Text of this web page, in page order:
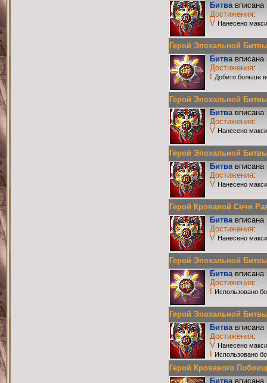
Битвавписана
Достижения:
V Нанесено
Герой Эпохальной
Битвавписана
Достижения:
Добито больше
Герой Эпохальной
Битвавписана
Достижения:
V Нанесено
Герой Эпохальной
Битвавписана
Достижения:
V Нанесено
Герой Кровавой Сечи
Битвавписана
Достижения:
V Нанесено
Герой Эпохальной
Битвавписана
Достижения:
Использовано
Герой Эпохальной
Битвавписана
Достижения:
V Нанесено
Использовано
Герой Кровавого
Битва вписана